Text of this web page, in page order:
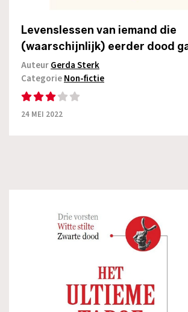
Levenslessen van iemand die
(waarschijnlijk) eerder dood
AuteurGerda Sterk
CategorieNon-fictie
24 MEI 2022